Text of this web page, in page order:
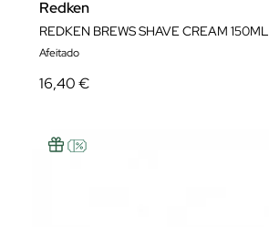
Redken
REDKEN BREWS SHAVE CREAM 150ML
Afeitado
16,40 €